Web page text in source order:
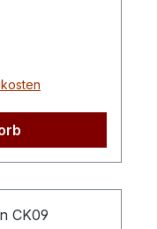
1754,
Stielen.